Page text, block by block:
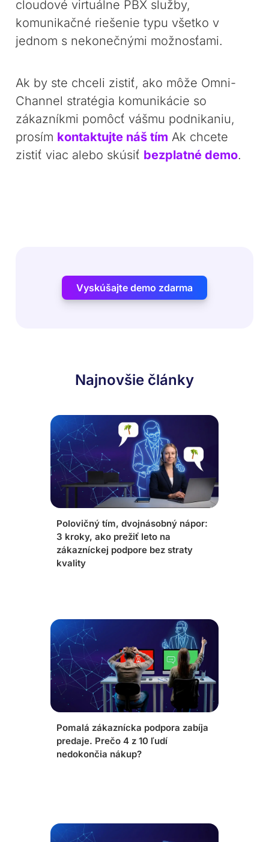
cloudové virtuálne PBX služby,
komunikačné riešenie typu všetko v
jednom s nekonečnými možnosťami.
Ak by ste chceli zistiť, ako môže Omni-
Channel stratégia komunikácie so
zákazníkmi pomôcť vášmu podnikaniu,
prosím kontaktujte náš tím Ak chcete
zistiť viac alebo skúsiť bezplatné demo.
Vyskúšajte demo zdarma
Najnovšie články
Polovičný tím, dvojnásobný nápor:
3 kroky, ako prežiť leto na
zákazníckej podpore bez straty
kvality
Pomalá zákaznícka podpora zabíja
predaje. Prečo 4 z 10 ľudí
nedokončia nákup?